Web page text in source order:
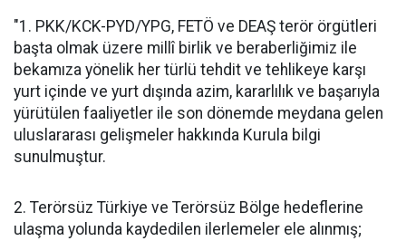
"1. PKK/KCK-PYD/YPG, FETÖ ve DEAŞ terör örgütleri
başta olmak üzere millî birlik ve beraberliğimiz ile
bekamıza yönelik her türlü tehdit ve tehlikeye karşı
yurt içinde ve yurt dışında azim, kararlılık ve başarıyla
yürütülen faaliyetler ile son dönemde meydana gelen
uluslararası gelişmeler hakkında Kurula bilgi
sunulmuştur.
2. Terörsüz Türkiye ve Terörsüz Bölge hedeflerine
ulaşma yolunda kaydedilen ilerlemeler ele alınmış;